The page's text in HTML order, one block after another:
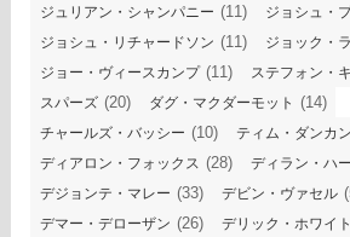
ジュリアン・シャンパニー (11) ジョシュ・
ジョシュ・リチャードソン (11) ジョック・
ジョー・ヴィースカンプ(11) ステフォン・
スパーズ (20) ダグ・マクダーモット (14)
チャールズ・バッシー (10) ティム・ダンカン
ディアロン・フォックス (28) ディラン・ハ
デジョンテ・マレー (33) デビン・ヴァセル
デマー・デローザン (26) デリック・ホワイト